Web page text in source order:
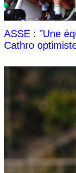
ASSE : "Une
Cathro